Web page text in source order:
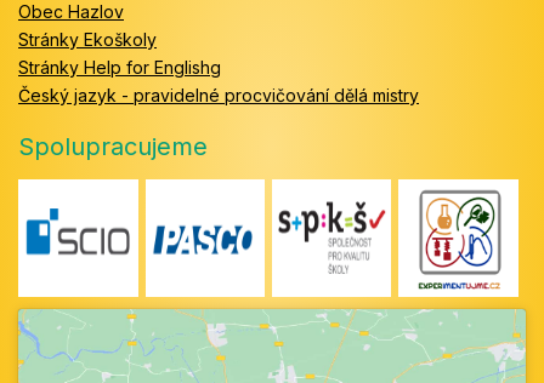
Obec Hazlov
Stránky Ekoškoly
Stránky Help for Englishg
Český jazyk - pravidelné procvičování dělá mistry
Spolupracujeme